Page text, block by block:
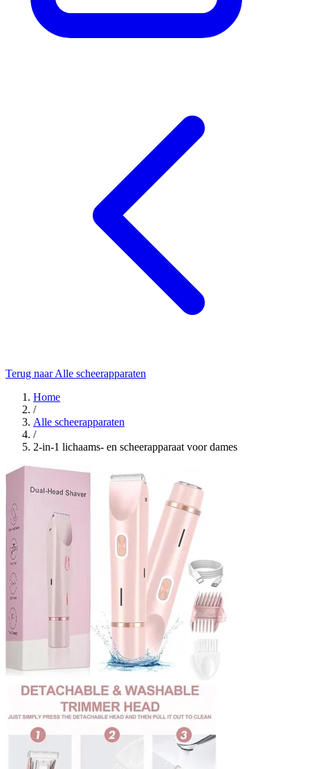
Terug naar Alle scheerapparaten
Home
/
Alle scheerapparaten
/
2-in-1 lichaams- en scheerapparaat voor dames